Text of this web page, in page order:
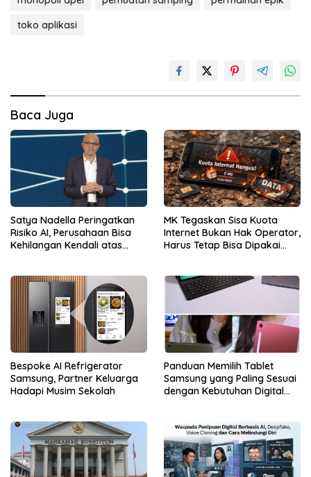
toko aplikasi
Baca Juga
Satya Nadella Peringatkan
Risiko AI, Perusahaan Bisa
Kehilangan Kendali atas
MK Tegaskan Sisa Kuota
Internet Bukan Hak Operator,
Harus Tetap Bisa Dipakai
Bespoke AI Refrigerator
Samsung, Partner Keluarga
Hadapi Musim Sekolah
Panduan Memilih Tablet
Samsung yang Paling Sesuai
dengan Kebutuhan Digital